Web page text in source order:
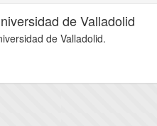
de Valladolid
de Valladolid.